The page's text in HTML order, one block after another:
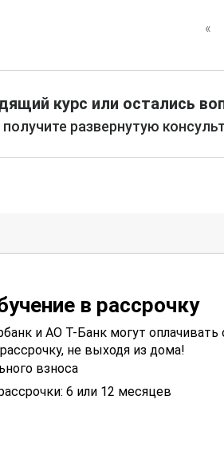
«
курс или остались
получите развернутую
в рассрочку
и АО Т-Банк могут
не выходя из дома!
взноса
6 или 12 месяцев